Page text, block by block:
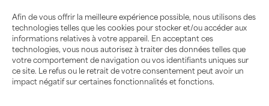
Afin de vous offrir la meilleure expérience possible, nous utilisons des
technologies telles que les cookies pour stocker et/ou accéder aux
informations relatives à votre appareil. En acceptant ces
technologies, vous nous autorisez à traiter des données telles que
votre comportement de navigation ou vos identifiants uniques sur
ce site. Le refus ou le retrait de votre consentement peut avoir un
impact négatif sur certaines fonctionnalités et fonctions.